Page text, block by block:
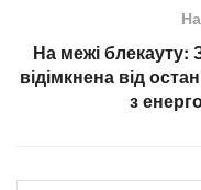
На межі блекауту:
відімкнена від
з